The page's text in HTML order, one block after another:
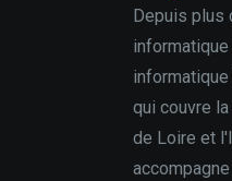
Depuis plus
qui couvre
de Loire et